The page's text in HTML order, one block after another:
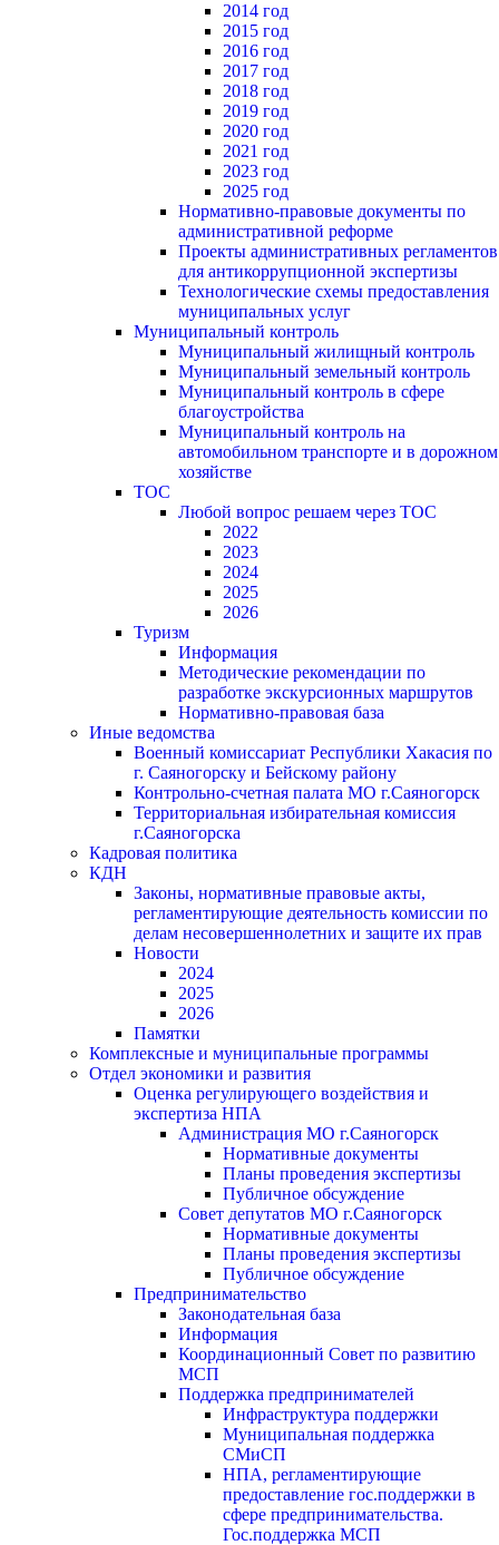
2014 год
2015 год
2016 год
2017 год
2018 год
2019 год
2020 год
2021 год
2023 год
2025 год
Нормативно-правовые документы по
административной реформе
Проекты административных регламентов
для антикоррупционной экспертизы
Технологические схемы предоставления
муниципальных услуг
Муниципальный контроль
Муниципальный жилищный контроль
Муниципальный земельный контроль
Муниципальный контроль в сфере
благоустройства
Муниципальный контроль на
автомобильном транспорте и в дорожном
хозяйстве
ТОС
Любой вопрос решаем через ТОС
2022
2023
2024
2025
2026
Туризм
Информация
Методические рекомендации по
разработке экскурсионных маршрутов
Нормативно-правовая база
Иные ведомства
Военный комиссариат Республики Хакасия по
г. Саяногорску и Бейскому району
Контрольно-счетная палата МО г.Саяногорск
Территориальная избирательная комиссия
г.Саяногорска
Кадровая политика
КДН
Законы, нормативные правовые акты,
регламентирующие деятельность комиссии по
делам несовершеннолетних и защите их прав
Новости
2024
2025
2026
Памятки
Комплексные и муниципальные программы
Отдел экономики и развития
Оценка регулирующего воздействия и
экспертиза НПА
Администрация МО г.Саяногорск
Нормативные документы
Планы проведения экспертизы
Публичное обсуждение
Совет депутатов МО г.Саяногорск
Нормативные документы
Планы проведения экспертизы
Публичное обсуждение
Предпринимательство
Законодательная база
Информация
Координационный Совет по развитию
МСП
Поддержка предпринимателей
Инфраструктура поддержки
Муниципальная поддержка
СМиСП
НПА, регламентирующие
предоставление гос.поддержки в
сфере предпринимательства.
Гос.поддержка МСП